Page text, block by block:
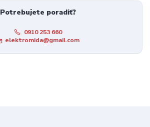
Potrebujete poradiť?
0910 253 660
elektromida@gmail.com